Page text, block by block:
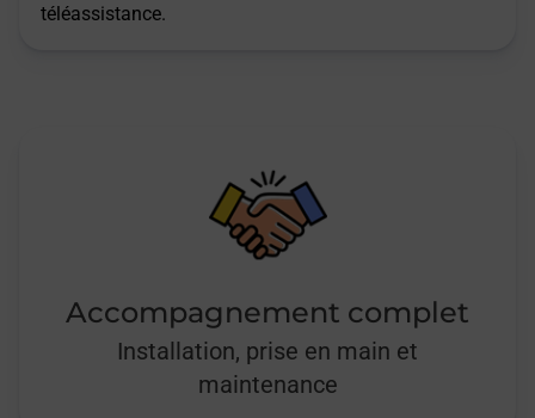
téléassistance.
Accompagnement complet
Installation, prise en main et
maintenance